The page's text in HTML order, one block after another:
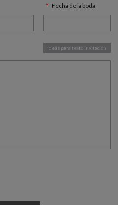
Fecha de la boda
Ideas para texto invitación